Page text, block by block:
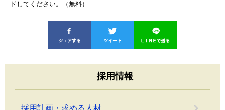
ドしてください。（無料）
採用情報
採用計画・求める人材